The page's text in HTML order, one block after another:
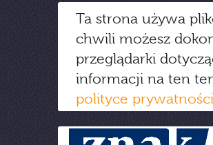
Ta strona używa
chwili możesz
przeglądarki
informacji na ten
polityce prywatności